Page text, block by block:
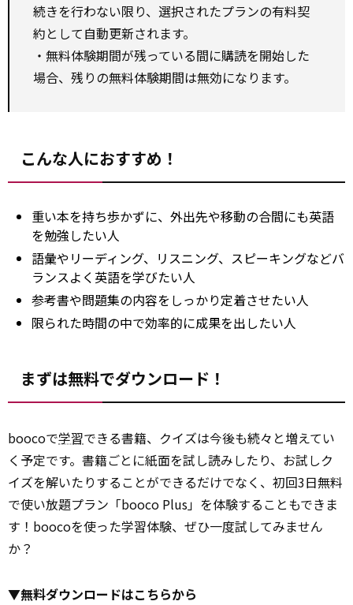
続きを行わない限り、選択されたプランの有料契
約として自動更新されます。
・無料体験期間が残っている間に購読を開始した
場合、残りの無料体験期間は無効になります。
こんな人におすすめ！
重い本を持ち歩かずに、外出先や移動の合間にも英語
を勉強したい人
語彙やリーディング、リスニング、スピーキングなどバ
ランスよく英語を学びたい人
参考書や問題集の内容をしっかり定着させたい人
限られた時間の中で効率的に成果を出したい人
まずは無料でダウンロード！
boocoで学習できる書籍、クイズは今後も続々と増えてい
く予定です。書籍ごとに紙面を試し読みしたり、お試しク
イズを解いたりすることができるだけでなく、初回3日無料
で使い放題プラン「booco Plus」を体験することもできま
す！boocoを使った学習体験、ぜひ一度試してみません
か？
▼無料ダウンロードはこちらから